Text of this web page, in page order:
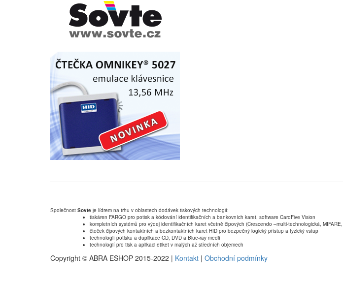
Společnost Sovte je lídrem na trhu v oblastech dodávek tiskových technologií:
tiskáren FARGO pro potisk a kódování identifikačních a bankovních karet, software CardFive Vision
kompletních systémů pro výdej identifikačních karet včetně čipových (Crescendo –multi-technologická,
čteček čipových kontaktních a bezkontaktních karet HID pro bezpečný logický přístup a fyzický vstup
technologií potisku a duplikace CD, DVD a Blue-ray medií
technologií pro tisk a aplikaci etiket v malých až středních objemech
Copyright © ABRA ESHOP 2015-2022 | Kontakt | Obchodní podmínky